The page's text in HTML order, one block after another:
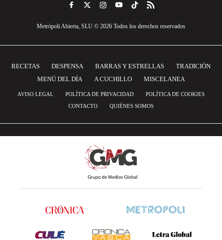
Metrópoli Abierta, SLU © 2026 Todos los derechos reservados
RECETAS DESPENSA BARRAS Y ESTRELLAS
TRADICIÓN
MENÚ DEL DÍA
A CUCHILLO MISCELANEA
AVISO LEGAL POLÍTICA DE PRIVACIDAD
POLÍTICA DE COOKIES
CONTACTO
QUIÉNES SOMOS